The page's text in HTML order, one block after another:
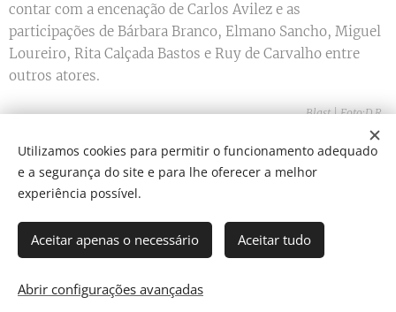
contar com a encenação de Carlos Avilez e as
participações de Bárbara Branco, Elmano Sancho, Miguel
Loureiro, Rita Calçada Bastos e Ruy de Carvalho entre
outros atores.
Blast | Foto:D.R.
Share
Director: J. Ricardo C. Coelho
Utilizamos cookies para permitir o funcionamento adequado
e a segurança do site e para lhe oferecer a melhor
experiência possível.
Aceitar apenas o necessário Aceitar tudo
Abrir configurações avançadas